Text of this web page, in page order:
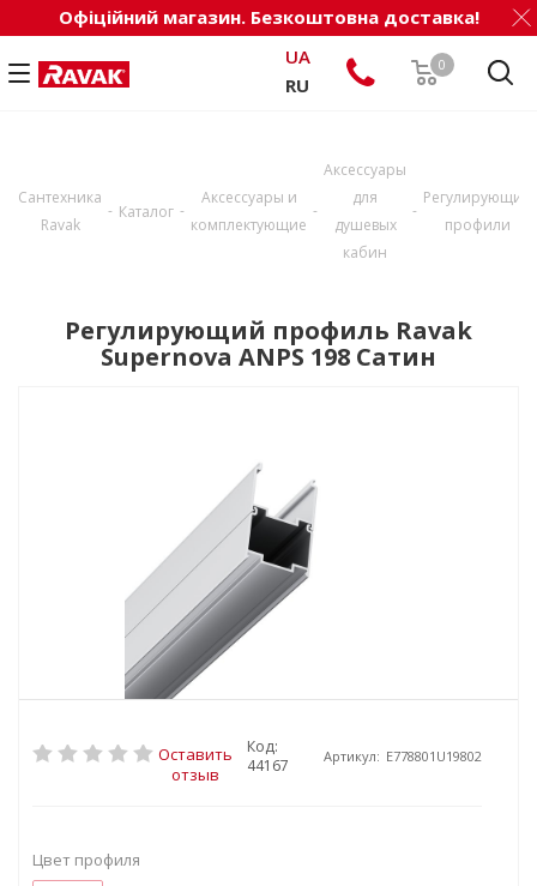
Офіційний магазин. Безкоштовна доставка!
0
UA
RU
Сантехника
Ravak
- Каталог -
Аксессуары и
комплектующие
-
Аксессуары
для
душевых
кабин
-
Регулирующие
профили
Регулирующий профиль Ravak
Supernova ANPS 198 Сатин
Оставить
отзыв
Код:
44167
Артикул: E778801U19802
Цвет профиля